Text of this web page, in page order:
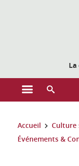
Ouvrir le menu
Vous êtes ici :
Accueil
Culture
Événements &